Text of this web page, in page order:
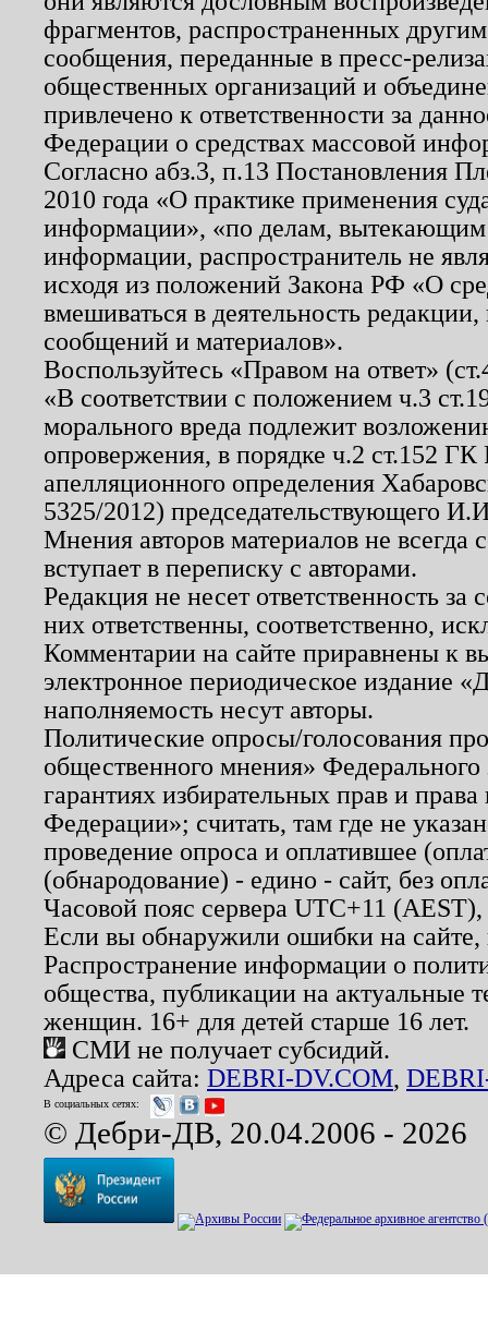
фрагментов, распространенных
сообщения, переданные в пресс-
общественных организаций и
привлечено к ответственности за
Федерации о средствах массовой
Согласно абз.3, п.13 Постановления
2010 года «О практике применения
информации», «по делам, вытекающим
информации, распространитель не
исходя из положений Закона РФ «О
вмешиваться в деятельность
сообщений и материалов».
Воспользуйтесь «Правом на ответ»
«В соответствии с положением ч.3
морального вреда подлежит
опровержения, в порядке ч.2 ст.152
апелляционного определения
5325/2012) председательствующего
Мнения авторов материалов не
вступает в переписку с авторами.
Редакция не несет ответственность
них ответственны, соответственно,
Комментарии на сайте приравнены к
электронное периодическое издание
наполняемость несут авторы.
Политические опросы/голосования
общественного мнения»
гарантиях избирательных прав и
Федерации»; считать, там где не
проведение опроса и оплатившее
(обнародование) - едино - сайт, без
Часовой пояс сервера UTC+11
Если вы обнаружили ошибки на
Распространение информации о
общества, публикации на актуальные
женщин. 16+ для детей старше 16 лет.
СМИ не получает субсидий.
Адреса сайта: DEBRI-DV.COM,
В социальных сетях:
© Дебри-ДВ, 20.04.2006 - 2026